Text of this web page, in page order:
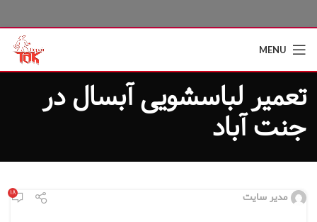
MENU
تعمیر لباسشویی آبسال در
جنت آباد
مدیر سایت ۱۸